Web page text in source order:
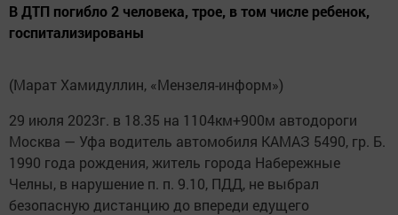
В ДТП погибло 2 человека, трое, в том числе ребенок,
госпитализированы
(Марат Хамидуллин, «Мензеля-информ»)
29 июля 2023г. в 18.35 на 1104км+900м автодороги
Москва — Уфа водитель автомобиля КАМАЗ 5490, гр. Б.
1990 года рождения, житель города Набережные
Челны, в нарушение п. п. 9.10, ПДД, не выбрал
безопасную дистанцию до впереди едущего